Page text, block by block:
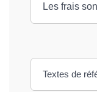
Les frais
Textes de